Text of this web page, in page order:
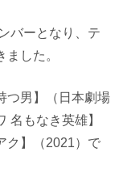
バーとなり、テ
した。
つ男】（日本劇場
名もなき英雄】
ク】（2021）で